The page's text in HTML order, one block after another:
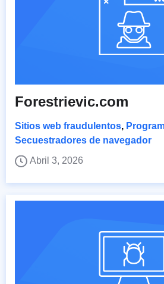
Forestrievic.com
Sitios web fraudulentos,
Secuestradores de navegador
Abril 3, 2026